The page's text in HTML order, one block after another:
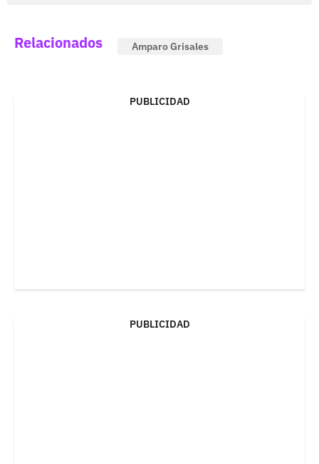
Relacionados Amparo Grisales
PUBLICIDAD
PUBLICIDAD